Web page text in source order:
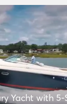
Yacht with 5-